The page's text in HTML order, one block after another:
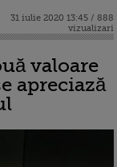
31 iulie 2020 13:45 / 888
vizualizari
valoare
apreciază